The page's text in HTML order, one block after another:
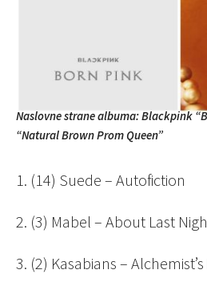
Naslovne strane albuma: Blackpink
“Natural Brown Prom Queen”
1. (14) Suede – Autofiction
2. (3) Mabel – About Last
3. (2) Kasabians –